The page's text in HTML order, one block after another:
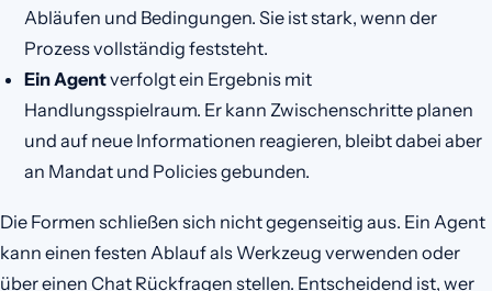
Abläufen und Bedingungen. Sie ist stark, wenn der
Prozess vollständig feststeht.
Ein Agentverfolgt ein Ergebnis mit
Handlungsspielraum. Er kann Zwischenschritte planen
und auf neue Informationen reagieren, bleibt dabei aber
an Mandat und Policies gebunden.
Die Formen schließen sich nicht gegenseitig aus. Ein Agent
kann einen festen Ablauf als Werkzeug verwenden oder
über einen Chat Rückfragen stellen. Entscheidend ist, wer